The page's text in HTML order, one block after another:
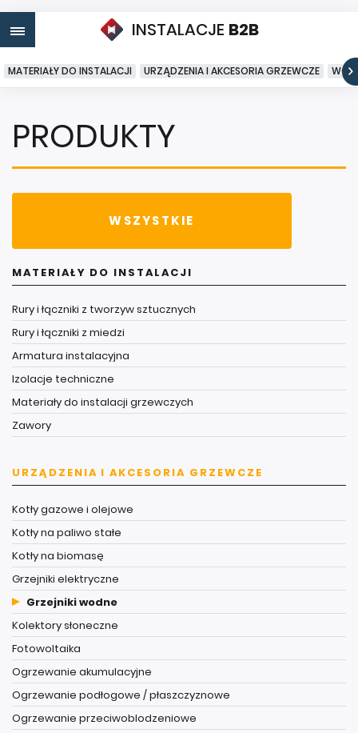
INSTALACJE B2B
MATERIAŁY DO INSTALACJI URZĄDZENIA I AKCESORIA GRZEWCZE
PRODUKTY
WSZYSTKIE
MATERIAŁY DO INSTALACJI
Rury i łączniki z tworzyw sztucznych
Rury i łączniki z miedzi
Armatura instalacyjna
Izolacje techniczne
Materiały do instalacji grzewczych
Zawory
URZĄDZENIA I AKCESORIA GRZEWCZE
Kotły gazowe i olejowe
Kotły na paliwo stałe
Kotły na biomasę
Grzejniki elektryczne
Grzejniki wodne
Kolektory słoneczne
Fotowoltaika
Ogrzewanie akumulacyjne
Ogrzewanie podłogowe / płaszczyznowe
Ogrzewanie przeciwoblodzeniowe